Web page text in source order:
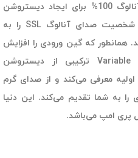
می‌شوند که از مسیرهای سیگنال آنالوگ 100% برای ایجاد دیستروشن
هارمونیک غنی استفاده می‌کنند – شخصیت صدای آنالوگ SSL را به
همانطور که گین ورودی را افزایش
می‌دهید، مدار Variable Harmonic Drive ترکیبی از دیستروشن
معرفی می‌کند و از صدای گرم
را به شما تقدیم می‌کند. این دنیا
پری امپ می‌باشد.